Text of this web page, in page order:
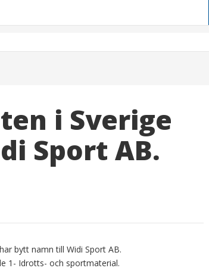
i Sverige
Sport AB.
bytt namn till Widi Sport AB.
1- Idrotts- och sportmaterial.